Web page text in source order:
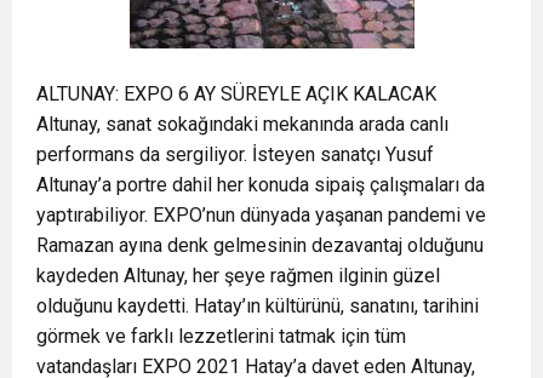
ALTUNAY: EXPO 6 AY SÜREYLE AÇIK KALACAK
Altunay, sanat sokağındaki mekanında arada canlı
performans da sergiliyor. İsteyen sanatçı Yusuf
Altunay’a portre dahil her konuda sipaiş çalışmaları da
yaptırabiliyor. EXPO’nun dünyada yaşanan pandemi ve
Ramazan ayına denk gelmesinin dezavantaj olduğunu
kaydeden Altunay, her şeye rağmen ilginin güzel
olduğunu kaydetti. Hatay’ın kültürünü, sanatını, tarihini
görmek ve farklı lezzetlerini tatmak için tüm
vatandaşları EXPO 2021 Hatay’a davet eden Altunay,